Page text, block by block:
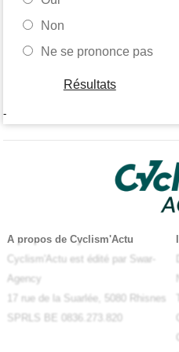
Non
Ne se prononce pas
Résultats
-
A propos de Cyclism'Actu
Cyclism'Actu est édité par Swar-
Agency
17 rue de la Suarlée, 5080 Rhisnes
SPRLS BE 0836.273.820